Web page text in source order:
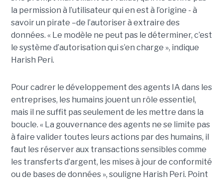
la permission à l’utilisateur qui en est à l’origine - à
savoir un pirate –de l’autoriser à extraire des
données. « Le modèle ne peut pas le déterminer, c’est
le système d’autorisation qui s’en charge », indique
Harish Peri.
Pour cadrer le développement des agents IA dans les
entreprises, les humains jouent un rôle essentiel,
mais il ne suffit pas seulement de les mettre dans la
boucle. « La gouvernance des agents ne se limite pas
à faire valider toutes leurs actions par des humains, il
faut les réserver aux transactions sensibles comme
les transferts d’argent, les mises à jour de conformité
ou de bases de données », souligne Harish Peri. Point